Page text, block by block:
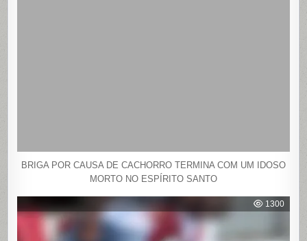
BRIGA POR CAUSA DE CACHORRO TERMINA COM UM IDOSO
MORTO NO ESPÍRITO SANTO
1300